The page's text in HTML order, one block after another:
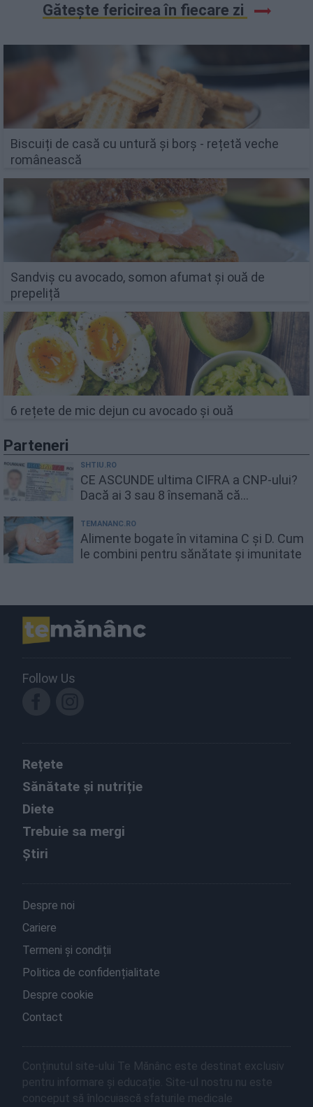
Gătește fericirea în fiecare zi
Biscuiți de casă cu untură și borș - rețetă veche
românească
Sandviș cu avocado, somon afumat și ouă de
prepeliță
6 rețete de mic dejun cu avocado și ouă
Parteneri
SHTIU.RO
CE ASCUNDE ultima CIFRA a CNP-ului?
Dacă ai 3 sau 8 însemană că...
TEMANANC.RO
Alimente bogate în vitamina C și D. Cum
le combini pentru sănătate și imunitate
Follow Us
Rețete
Sănătate și nutriție
Diete
Trebuie sa mergi
Știri
Despre noi
Cariere
Termeni și condiții
Politica de confidențialitate
Despre cookie
Contact
Conținutul site-ului Te Mănânc este destinat exclusiv
pentru informare și educație. Site-ul nostru nu este
conceput să înlocuiască sfaturile medicale